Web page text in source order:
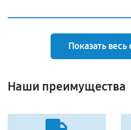
Показать весь
Наши преимущества